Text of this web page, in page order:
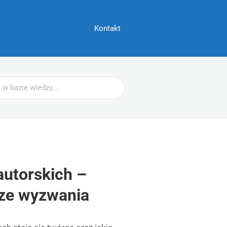
Kontakt
–
wyzwania